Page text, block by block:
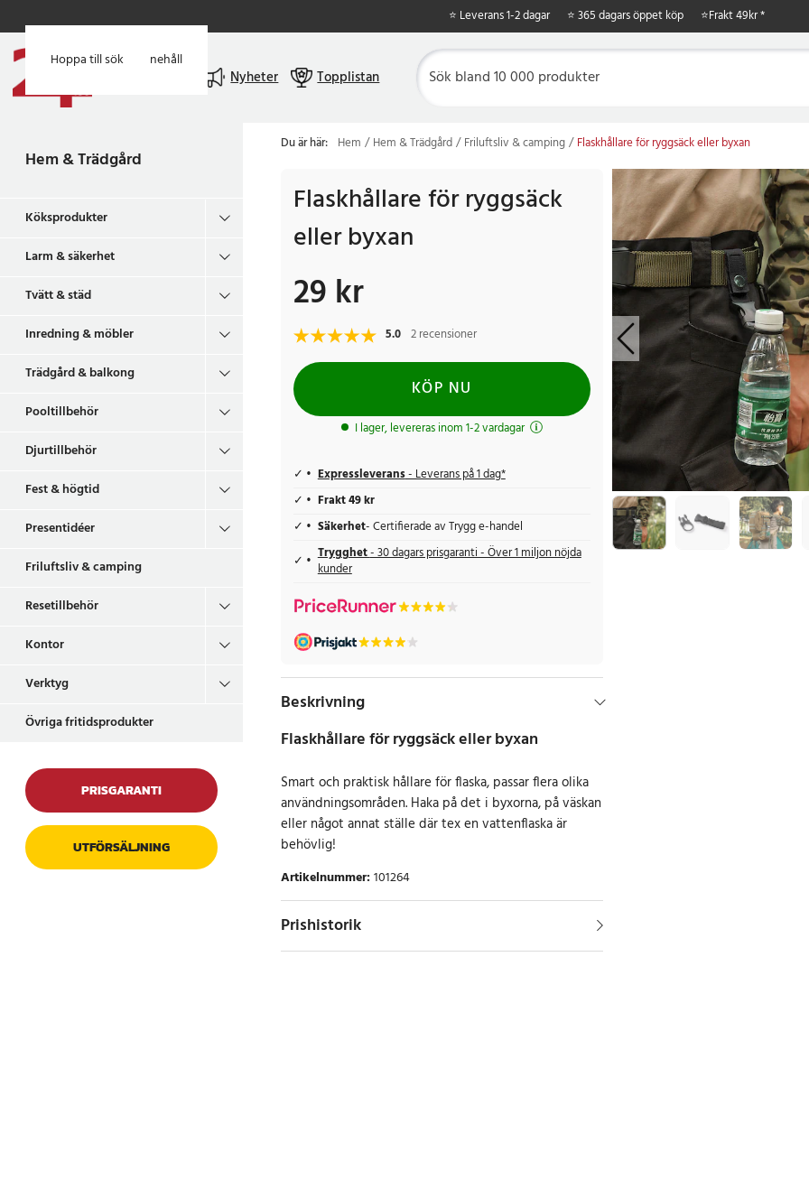
Hoppa till huvudinnehåll
Hoppa till sök
⭐ Leverans 1-2 dagar ⭐ 365 dagars öppet köp ⭐Frakt 49kr *
Nyheter Topplistan
Hem & Trädgård
Köksprodukter
Larm & säkerhet
Tvätt & städ
Inredning & möbler
Trädgård & balkong
Pooltillbehör
Djurtillbehör
Fest & högtid
Presentidéer
Friluftsliv & camping
Resetillbehör
Kontor
Verktyg
Övriga fritidsprodukter
PRISGARANTI
UTFÖRSÄLJNING
Du är här: Hem Hem & Trädgård Friluftsliv & camping Flaskhållare för ryggsäck eller byxan
Flaskhållare för ryggsäck
eller byxan
Pris:29 kr
29 kr
5.0 2 recensioner
KÖP NU
I lager, levereras inom 1-2 vardagar
Expressleverans- Leverans på 1 dag*
Frakt 49 kr
Säkerhet- Certifierade av Trygg e-handel
Trygghet- 30 dagars prisgaranti - Över 1 miljon nöjda
kunder
Beskrivning
Flaskhållare för ryggsäck eller byxan
Smart och praktisk hållare för flaska, passar flera olika
användningsområden. Haka på det i byxorna, på väskan
eller något annat ställe där tex en vattenflaska är
behövlig!
Artikelnummer:101264
Prishistorik